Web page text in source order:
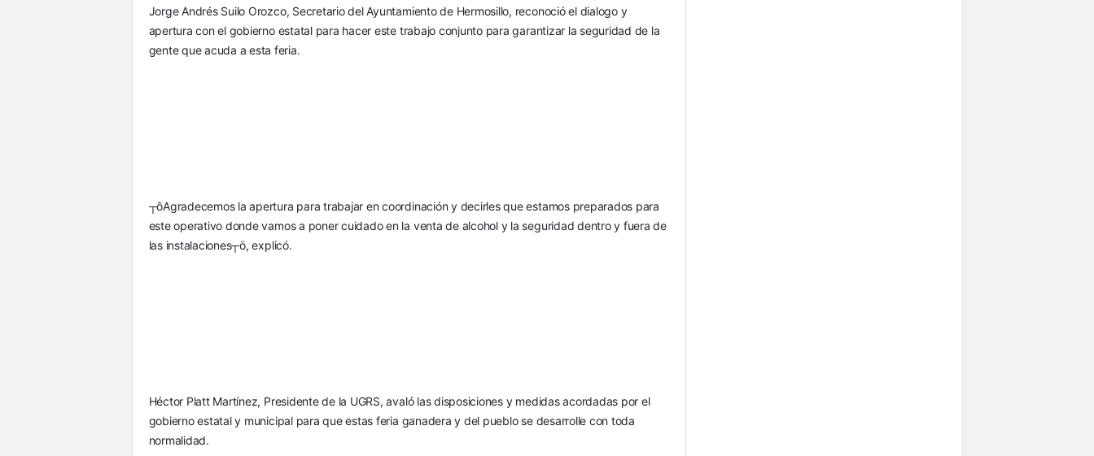
Jorge Andrés Suilo Orozco, Secretario del Ayuntamiento de Hermosillo, reconoció el dialogo y
apertura con el gobierno estatal para hacer este trabajo conjunto para garantizar la seguridad de la
gente que acuda a esta feria.
┬ôAgradecemos la apertura para trabajar en coordinación y decirles que estamos preparados para
este operativo donde vamos a poner cuidado en la venta de alcohol y la seguridad dentro y fuera de
las instalaciones┬ö, explicó.
Héctor Platt Martínez, Presidente de la UGRS, avaló las disposiciones y medidas acordadas por el
gobierno estatal y municipal para que estas feria ganadera y del pueblo se desarrolle con toda
normalidad.